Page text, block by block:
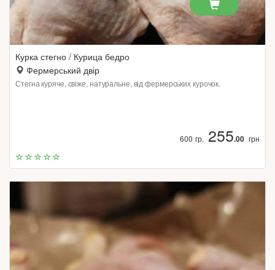
Курка стегно / Курица бедро
Фермерський двір
Стегна куряче, свіже, натуральне, від фермерських курочок.
600 гр. 255.00 грн